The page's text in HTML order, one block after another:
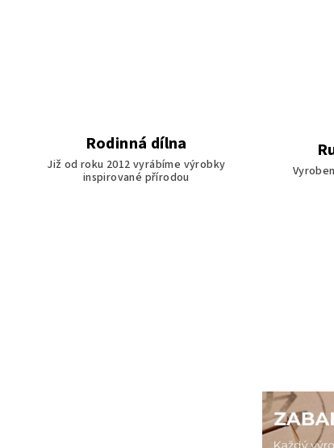
Rodinná dílna
Již od roku 2012 vyrábíme výrobky
inspirované přírodou